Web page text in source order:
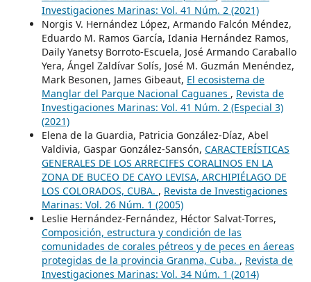
Investigaciones Marinas: Vol. 41 Núm. 2 (2021)
Norgis V. Hernández López, Armando Falcón Méndez,
Eduardo M. Ramos García, Idania Hernández Ramos,
Daily Yanetsy Borroto-Escuela, José Armando Caraballo
Yera, Ángel Zaldívar Solís, José M. Guzmán Menéndez,
Mark Besonen, James Gibeaut, El ecosistema de
Manglar del Parque Nacional Caguanes , Revista de
Investigaciones Marinas: Vol. 41 Núm. 2 (Especial 3)
(2021)
Elena de la Guardia, Patricia González-Díaz, Abel
Valdivia, Gaspar González-Sansón, CARACTERÍSTICAS
GENERALES DE LOS ARRECIFES CORALINOS EN LA
ZONA DE BUCEO DE CAYO LEVISA, ARCHIPIÉLAGO DE
LOS COLORADOS, CUBA. , Revista de Investigaciones
Marinas: Vol. 26 Núm. 1 (2005)
Leslie Hernández-Fernández, Héctor Salvat-Torres,
Composición, estructura y condición de las
comunidades de corales pétreos y de peces en áereas
protegidas de la provincia Granma, Cuba. , Revista de
Investigaciones Marinas: Vol. 34 Núm. 1 (2014)